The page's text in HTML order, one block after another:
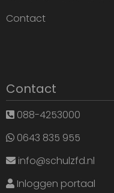
Contact
Contact
088-4253000
0643 835 955
info@schulzfd.nl
Inloggen portaal